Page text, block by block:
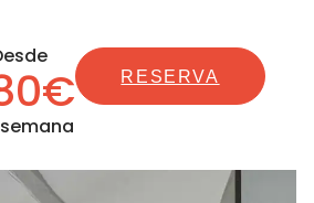
RESERVA